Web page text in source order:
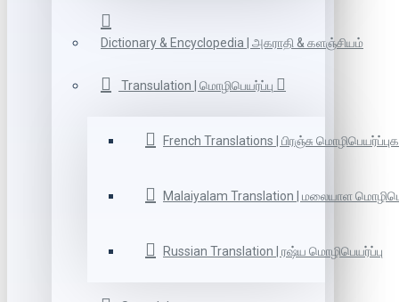
Dictionary & Encyclopedia | அகராதி & களஞ்சியம்
Transulation | மொழிபெயர்ப்பு
French Translations | பிரஞ்சு
Malaiyalam Translation | மலையாள
Russian Translation | ரஷ்ய மொழிபெயர்ப்பு